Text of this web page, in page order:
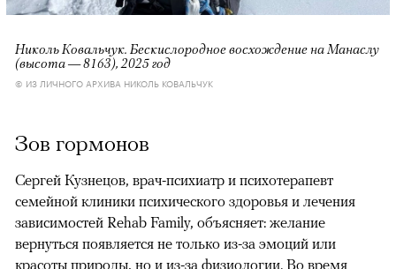
Николь Ковальчук. Бескислородное восхождение на Манаслу
(высота — 8163), 2025 год
© ИЗ ЛИЧНОГО АРХИВА НИКОЛЬ КОВАЛЬЧУК
Зов гормонов
Сергей Кузнецов, врач-психиатр и психотерапевт
семейной клиники психического здоровья и лечения
зависимостей Rehab Family, объясняет: желание
вернуться появляется не только из-за эмоций или
красоты природы, но и из-за физиологии. Во время